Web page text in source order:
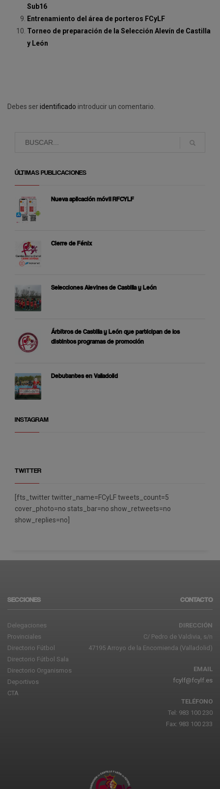
Sub16
Entrenamiento del área de porteros FCyLF
Torneo de preparación de la Selección Alevín de Castilla
y León
Debes seridentificado introducir un comentario.
ÚLTIMAS PUBLICACIONES
Nueva aplicación móvil RFCYLF
Cierre de Fénix
Selecciones Alevines de Castilla y León
Árbitros de Castilla y León que participan de los
distintos programas de promoción
Debutantes en Valladolid
INSTAGRAM
TWITTER
[fts_twitter twitter_name=FCyLF tweets_count=5
cover_photo=no stats_bar=no show_retweets=no
show_replies=no]
SECCIONES
Delegaciones
Provinciales
Directorio Fútbol
Directorio Fútbol Sala
Directorio Organismos
Deportivos
CTA
CONTACTO
DIRECCIÓN
C/ Pedro de Valdivia, s/n
47195 Arroyo de la Encomienda (Valladolid)
EMAIL
fcylf@fcylf.es
TELÉFONO
Tel: 983 100 230
Fax: 983 100 233